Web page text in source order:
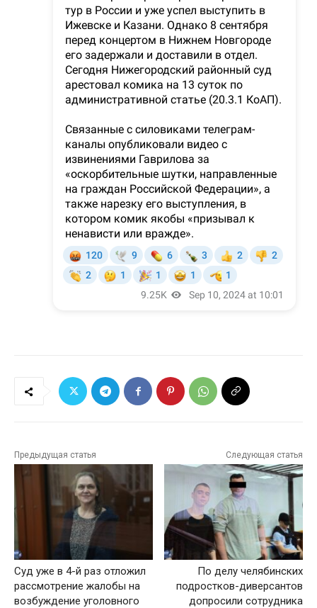
Предыдущая статья
Суд уже в 4-й раз отложил
рассмотрение жалобы на
возбуждение уголовного
Следующая статья
По делу челябинских
подростков-диверсантов
допросили сотрудника